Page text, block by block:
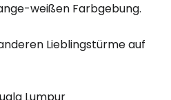
weißen Farbgebung.
Lieblingstürme auf